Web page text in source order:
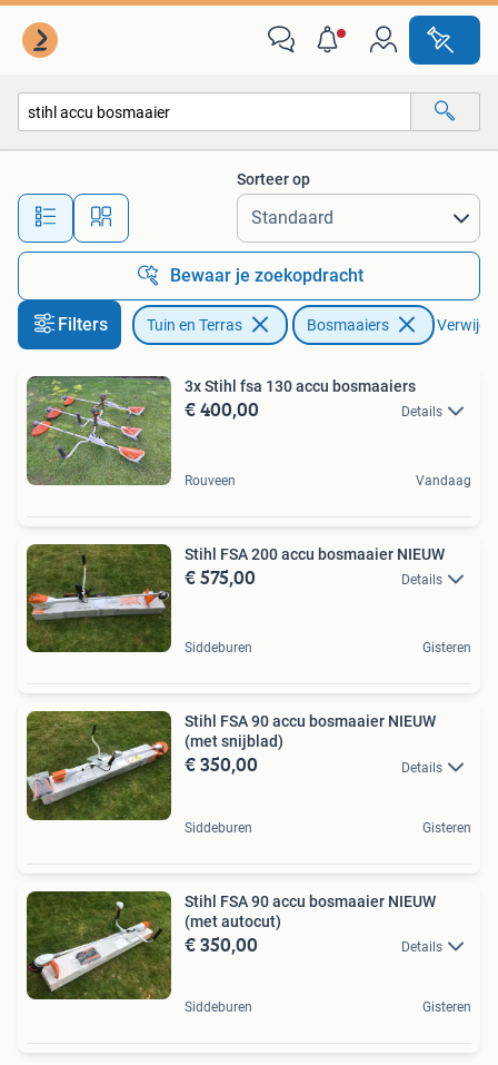
Alle afstanden…
Sorteer op
Bewaar je zoekopdracht
Filters Tuin en Terras Bosmaaiers
3x Stihl fsa 130 accu bosmaaiers
€ 400,00 Details
Rouveen Vandaag
Stihl FSA 200 accu bosmaaier NIEUW
€ 575,00 Details
Siddeburen Gisteren
Stihl FSA 90 accu bosmaaier NIEUW
(met snijblad)
€ 350,00 Details
Siddeburen Gisteren
Stihl FSA 90 accu bosmaaier NIEUW
(met autocut)
€ 350,00 Details
Siddeburen Gisteren